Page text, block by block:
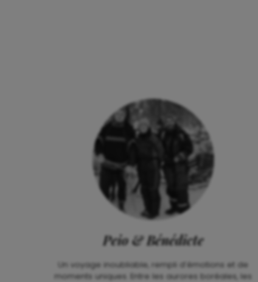
Peio & Bénédicte
Un voyage inoubliable , rempli d’émotions et de
moments uniques.
Entre les aurores boréales, les